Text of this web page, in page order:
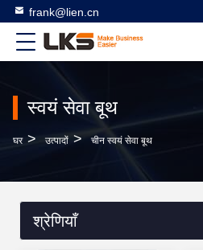
frank@lien.cn
स्वयं सेवा बूथ
घर > उत्पादों > चीन स्वयं सेवा बूथ
श्रेणियाँ